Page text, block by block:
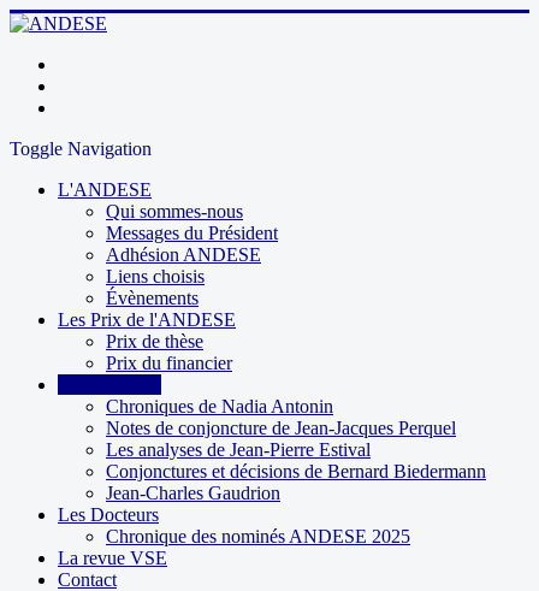
Toggle Navigation
L'ANDESE
Qui sommes-nous
Messages du Président
Adhésion ANDESE
Liens choisis
Évènements
Les Prix de l'ANDESE
Prix de thèse
Prix du financier
Chroniques de Nadia Antonin
Notes de conjoncture de Jean-Jacques Perquel
Les analyses de Jean-Pierre Estival
Conjonctures et décisions de Bernard Biedermann
Jean-Charles Gaudrion
Les Docteurs
Chronique des nominés ANDESE 2025
La revue VSE
Contact